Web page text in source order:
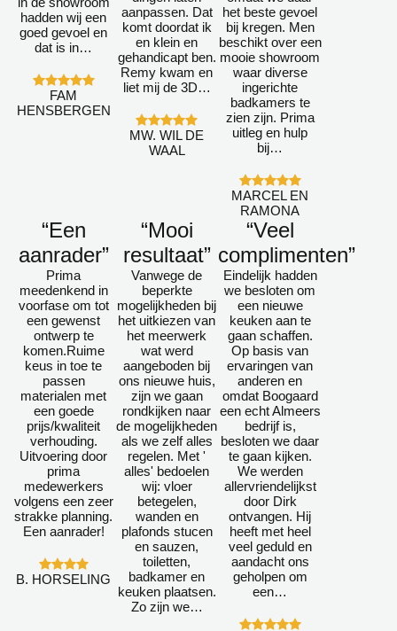
hadden wij een
goed gevoel en
dat is in…
FAM
HENSBERGEN
aanpassen. Dat
komt doordat ik
en klein en
gehandicapt ben.
Remy kwam en
liet mij de 3D…
MW. WIL DE
WAAL
het beste gevoel
bij kregen. Men
beschikt over een
mooie showroom
waar diverse
ingerichte
badkamers te
zien zijn. Prima
uitleg en hulp
bij…
MARCEL EN
RAMONA
“Een
aanrader”
Prima
meedenkend in
voorfase om tot
een gewenst
ontwerp te
komen.Ruime
keus in toe te
passen
materialen met
een goede
prijs/kwaliteit
verhouding.
Uitvoering door
prima
medewerkers
volgens een zeer
strakke planning.
Een aanrader!
B. HORSELING
“Mooi
resultaat”
Vanwege de
beperkte
mogelijkheden bij
het uitkiezen van
het meerwerk
wat werd
aangeboden bij
ons nieuwe huis,
zijn we gaan
rondkijken naar
de mogelijkheden
als we zelf alles
regelen. Met '
alles' bedoelen
wij: vloer
betegelen,
wanden en
plafonds stucen
en sauzen,
toiletten,
badkamer en
keuken plaatsen.
Zo zijn we…
“Veel
complimenten”
Eindelijk hadden
we besloten om
een nieuwe
keuken aan te
gaan schaffen.
Op basis van
ervaringen van
anderen en
omdat Boogaard
een echt Almeers
bedrijf is,
besloten we daar
te gaan kijken.
We werden
allervriendelijkst
door Dirk
ontvangen. Hij
heeft met heel
veel geduld en
aandacht ons
geholpen om
een…